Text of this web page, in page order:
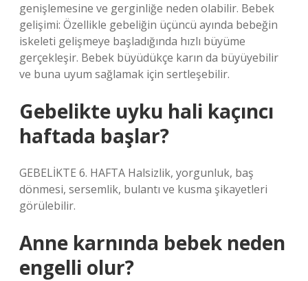
genişlemesine ve gerginliğe neden olabilir. Bebek
gelişimi: Özellikle gebeliğin üçüncü ayında bebeğin
iskeleti gelişmeye başladığında hızlı büyüme
gerçekleşir. Bebek büyüdükçe karın da büyüyebilir
ve buna uyum sağlamak için sertleşebilir.
Gebelikte uyku hali kaçıncı
haftada başlar?
GEBELİKTE 6. HAFTA Halsizlik, yorgunluk, baş
dönmesi, sersemlik, bulantı ve kusma şikayetleri
görülebilir.
Anne karnında bebek neden
engelli olur?